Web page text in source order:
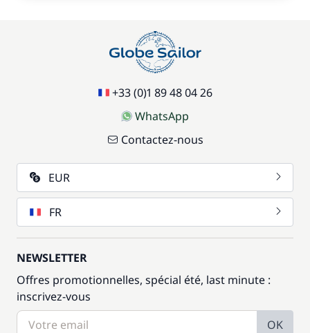
+33 (0)1 89 48 04 26
WhatsApp
Contactez-nous
EUR
FR
NEWSLETTER
Offres promotionnelles, spécial été, last minute :
inscrivez-vous
OK